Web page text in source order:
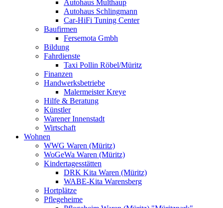
Autohaus Multhaup
Autohaus Schlingmann
Car-HiFi Tuning Center
Baufirmen
Fersemota Gmbh
Bildung
Fahrdienste
Taxi Pollin Röbel/Müritz
Finanzen
Handwerksbetriebe
Malermeister Kreye
Hilfe & Beratung
Künstler
Warener Innenstadt
Wirtschaft
Wohnen
WWG Waren (Müritz)
WoGeWa Waren (Müritz)
Kindertagesstätten
DRK Kita Waren (Müritz)
WABE-Kita Warensberg
Hortplätze
Pflegeheime